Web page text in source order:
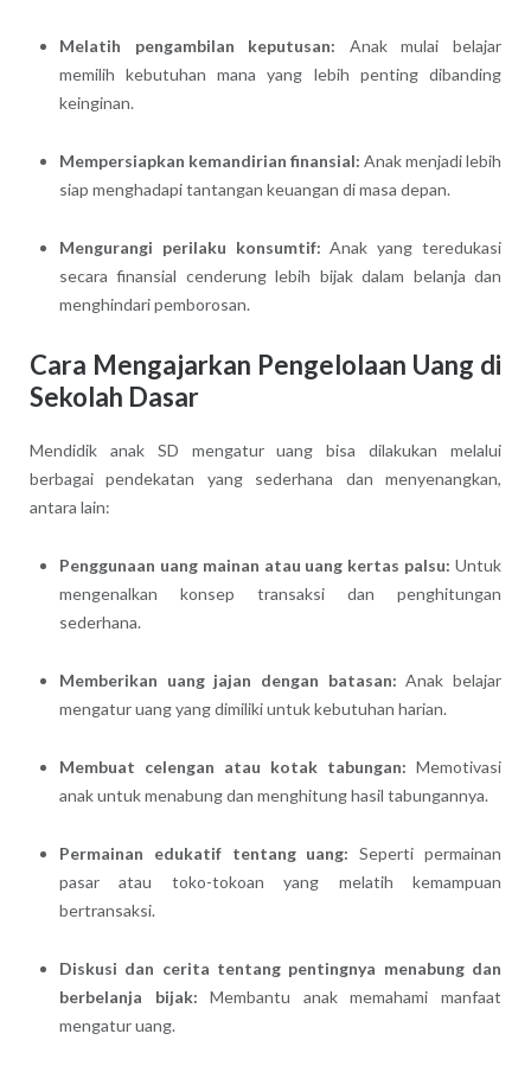
Melatih pengambilan keputusan: Anak mulai belajar
memilih kebutuhan mana yang lebih penting dibanding
keinginan.
Mempersiapkan kemandirian finansial: Anak menjadi lebih
siap menghadapi tantangan keuangan di masa depan.
Mengurangi perilaku konsumtif: Anak yang teredukasi
secara finansial cenderung lebih bijak dalam belanja dan
menghindari pemborosan.
Cara Mengajarkan Pengelolaan Uang di
Sekolah Dasar
Mendidik anak SD mengatur uang bisa dilakukan melalui
berbagai pendekatan yang sederhana dan menyenangkan,
antara lain:
Penggunaan uang mainan atau uang kertas palsu: Untuk
mengenalkan konsep transaksi dan penghitungan
sederhana.
Memberikan uang jajan dengan batasan: Anak belajar
mengatur uang yang dimiliki untuk kebutuhan harian.
Membuat celengan atau kotak tabungan: Memotivasi
anak untuk menabung dan menghitung hasil tabungannya.
Permainan edukatif tentang uang: Seperti permainan
pasar atau toko-tokoan yang melatih kemampuan
bertransaksi.
Diskusi dan cerita tentang pentingnya menabung dan
berbelanja bijak: Membantu anak memahami manfaat
mengatur uang.